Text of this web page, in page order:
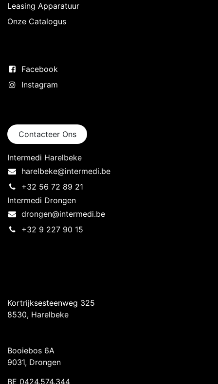
Leasing Apparatuur
Onze Catalogus
Facebook
Instagram
Contacteer Ons
Intermedi Harelbeke
harelbeke@intermedi.be
+32 56 72 89 21
Intermedi Drongen
drongen@intermedi.be
+32 9 227 90 15
Kortrijksesteenweg 325
8530, Harelbeke
Booiebos 6A
9031, Drongen
BE 0424.574.344